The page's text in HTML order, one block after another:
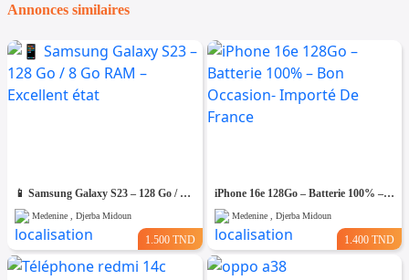
Annonces similaires
📱 Samsung Galaxy S23 – 128 Go / 8 Go RAM – Excellent état
Medenine , Djerba Midoun
1.500 TND
iPhone 16e 128Go – Batterie 100% – Bon Occasion- Importé De France
Medenine , Djerba Midoun
1.400 TND